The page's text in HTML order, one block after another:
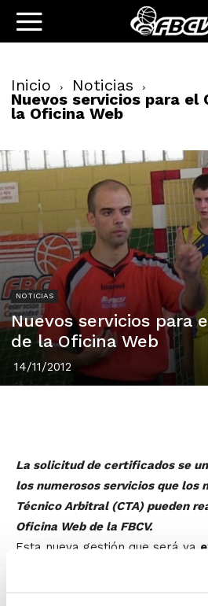
Inicio Noticias
Nuevos servicios para el
la Oficina Web
NOTICIAS
Nuevos servicios para
de la Oficina Web
14/11/2012
La solicitud de certificados se
los numerosos servicios que los
Técnico Arbitral (CTA) pueden
Oficina Web de la FBCV.
Esta nueva gestión que será ya
es fruto del permanente